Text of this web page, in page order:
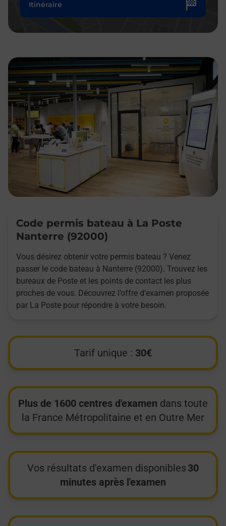
Itinéraire
Code permis bateau à La Poste
Nanterre (92000)
Vous désirez obtenir votre permis bateau ? Venez
passer le code bateau à Nanterre (92000). Trouvez les
bureaux de Poste et les points de contact les plus
proches de vous. Découvrez l’offre d’examen proposée
par La Poste pour répondre à votre besoin.
Tarif unique : 30€
Plus de 1600 centres d'examen dans toute
la France Métropolitaine et en Outre Mer
Vos résultats d'examen disponibles 30
minutes après l'examen